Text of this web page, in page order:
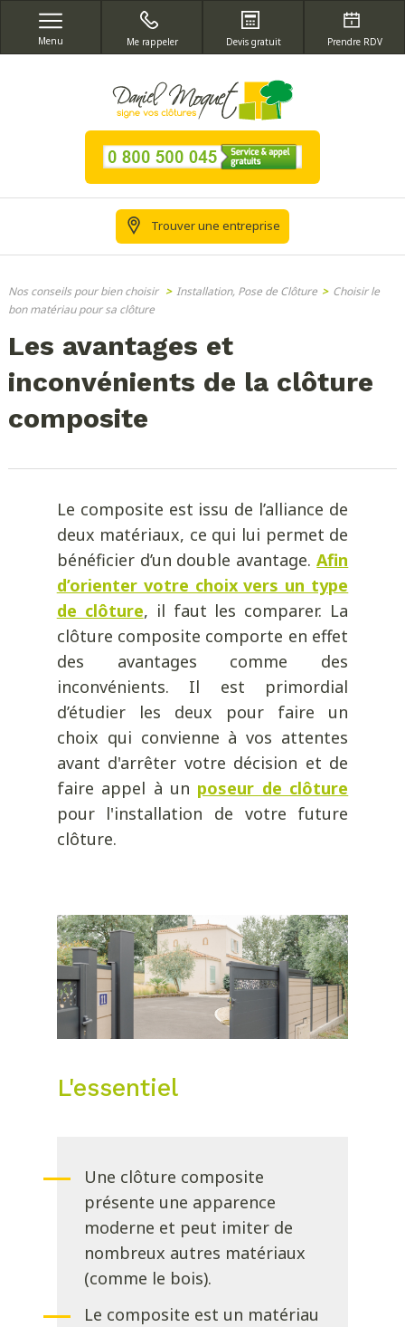
Menu Me rappeler Devis gratuit Prendre RDV
Trouver une entreprise
Nos conseils pour bien choisir > Installation, Pose de Clôture > Choisir le
bon matériau pour sa clôture
Les avantages et
inconvénients de la clôture
composite
Le composite est issu de l’alliance de
deux matériaux, ce qui lui permet de
bénéficier d’un double avantage.Afin
d’orienter votre choix vers un type
de clôture, il faut les comparer. La
clôture composite comporte en effet
des avantages comme des
inconvénients. Il est primordial
d’étudier les deux pour faire un
choix qui convienne à vos attentes
avant d'arrêter votre décision et de
faire appel à un poseur de clôture
pour l'installation de votre future
clôture.
L'essentiel
Une clôture composite
présente une apparence
moderne et peut imiter de
nombreux autres matériaux
(comme le bois).
Le composite est un matériau